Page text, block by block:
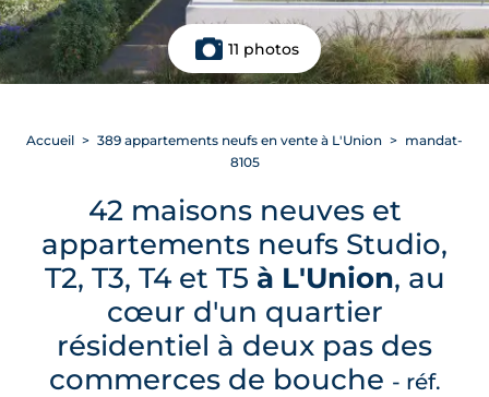
11 photos
Accueil 389 appartements neufs en vente à L'Union
mandat-
8105
42 maisons neuves et
appartements neufs Studio,
T2, T3, T4 et T5 à L'Union, au
cœur d'un quartier
résidentiel à deux pas des
commerces de bouche - réf.